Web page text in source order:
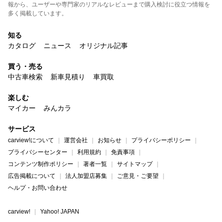
報から、ユーザーや専門家のリアルなレビューまで購入検討に役立つ情報を
多く掲載しています。
知る
カタログ
ニュース オリジナル記事
買う・売る
中古車検索
新車見積り 車買取
楽しむ
マイカー
みんカラ
サービス
carview!について 運営会社 お知らせ
プライバシーポリシー
プライバシーセンター
利用規約
免責事項
コンテンツ制作ポリシー
著者一覧
サイトマップ
広告掲載について
法人加盟店募集
ご意見・ご要望
ヘルプ・お問い合わせ
carview! Yahoo! JAPAN